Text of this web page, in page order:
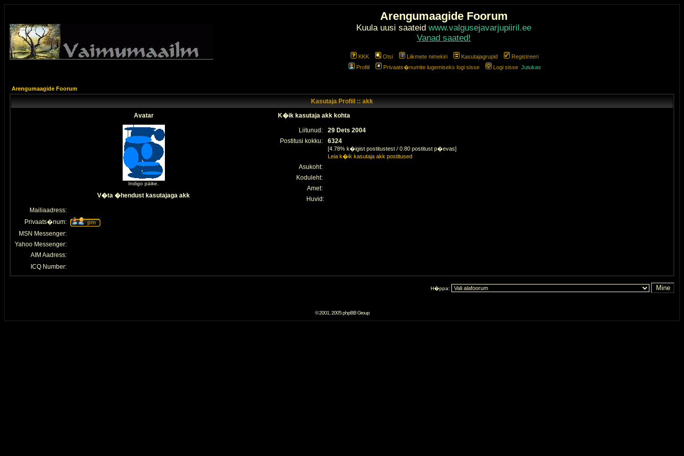
Arengumaagide Foorum
Kuula uusi saateid www.valgusejavarjupiiril.ee
Vanad saated!
KKK Otsi Liikmete nimekiri Kasutajagrupid
Registreeri
Profiil
Privaats�numite lugemiseks logi sisse Logi sisse Jutukas
Arengumaagide Foorum
Kasutaja Profiil :: akk
Avatar
K�ik kasutaja akk kohta
Indigo päike.
Liitunud:
29 Dets 2004
Postitusi kokku:
6324
[4.78% k�igist postitustest / 0.80 postitust p�evas]
Leia k�ik kasutaja akk postitused
Asukoht:
Koduleht:
Amet:
Huvid:
V�ta �hendust kasutajaga akk
Mailiaadress:
Privaats�num:
MSN Messenger:
Yahoo Messenger:
AIM Aadress:
ICQ Number:
H�ppa:
© 2001, 2005 phpBB Group